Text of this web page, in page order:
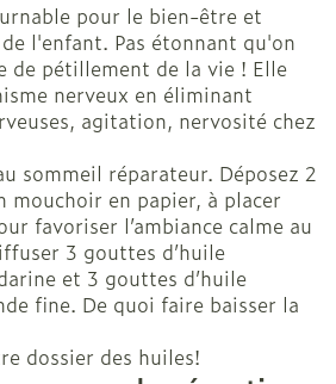
pour le bien-être et
l'enfant. Pas étonnant qu'on
de pétillement de la vie ! Elle
nerveux en éliminant
agitation, nervosité chez
sommeil réparateur. Déposez 2
mouchoir en papier, à placer
favoriser l’ambiance calme au
3 gouttes d’huile
et 3 gouttes d’huile
fine. De quoi faire baisser la
dossier des huiles!